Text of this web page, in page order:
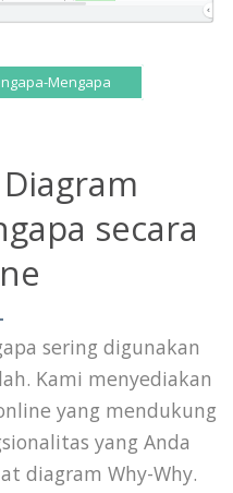
Mengapa
secara
sering digunakan
Kami menyediakan
yang mendukung
yang Anda
diagram Why-Why.